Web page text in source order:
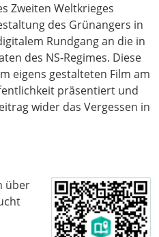
Zweiten Weltkrieges
des Grünangers in
Rundgang an die in
des NS-Regimes. Diese
eigens gestalteten Film am
präsentiert und
wider das Vergessen in
über